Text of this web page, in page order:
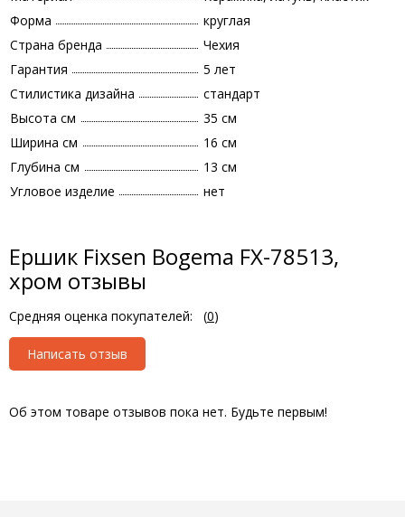
Форма
круглая
Страна бренда
Чехия
Гарантия
5 лет
Стилистика дизайна
стандарт
Высота см
35 см
Ширина см
16 см
Глубина см
13 см
Угловое изделие
нет
Ершик Fixsen Bogema FX-78513,
хром отзывы
Средняя оценка покупателей: (0)
Написать отзыв
Об этом товаре отзывов пока нет. Будьте первым!